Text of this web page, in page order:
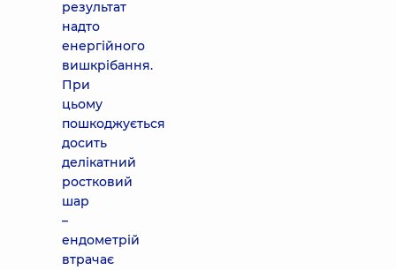
результат
надто
енергійного
вишкрібання.
При
цьому
пошкоджується
досить
делікатний
ростковий
шар
–
ендометрій
втрачає